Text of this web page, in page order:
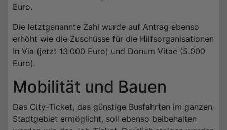
Euro.
Die letztgenannte Zahl wurde auf Antrag ebenso
erhöht wie die Zuschüsse für die Hilfsorganisationen
In Via (jetzt 13.000 Euro) und Donum Vitae (5.000
Euro).
Mobilität und Bauen
Das City-Ticket, das günstige Busfahrten im ganzen
Stadtgebiet ermöglicht, soll ebenso beibehalten